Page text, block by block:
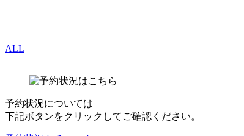
ALL
予約状況については
下記ボタンをクリックしてご確認ください。